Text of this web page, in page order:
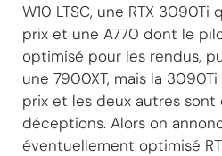
W10 LTSC, une RTX
prix et une A770 dont le
optimisé pour les rendus,
une 7900XT, mais la
prix et les deux autres sont
déceptions. Alors on
éventuellement optimisé